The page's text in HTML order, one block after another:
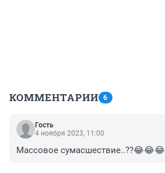
КОММЕНТАРИИ 6
Гость
4 ноября 2023, 11:00
Массовое сумасшествие..??😂😂😂